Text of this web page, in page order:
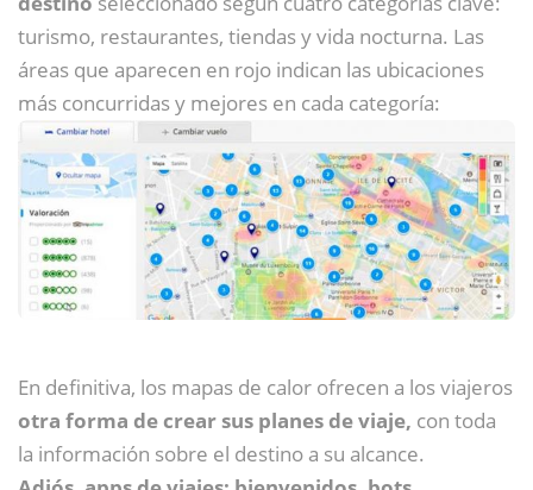
turismo, restaurantes, tiendas y vida nocturna. Las
áreas que aparecen en rojo indican las ubicaciones
más concurridas y mejores en cada categoría:
En definitiva, los mapas de calor ofrecen a los viajeros
otra forma de crear sus planes de viaje, con toda
la información sobre el destino a su alcance.